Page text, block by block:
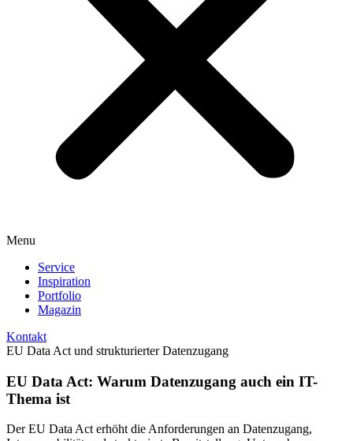
Menu
Service
Inspiration
Portfolio
Magazin
Kontakt
EU Data Act und strukturierter Datenzugang
EU Data Act: Warum Datenzugang auch ein IT-
Thema ist
Der EU Data Act erhöht die Anforderungen an Datenzugang,